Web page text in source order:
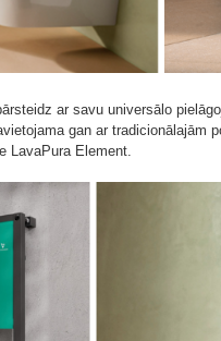
ar savu universālo
gan ar tradicionālajām
LavaPura Element.